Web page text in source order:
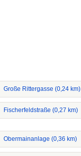
Große Rittergasse (0,24 km)
Fischerfeldstraße (0,27 km)
Obermainanlage (0,36 km)